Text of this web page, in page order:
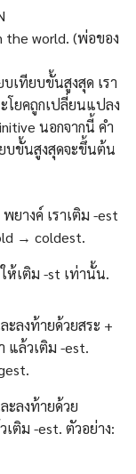
the world. (พ่อของ
เทียบขั้นสูงสุด เรา
ยคถูกเปลี่ยนแปลง
นอกจากนี้ คำ
บขั้นสูงสุดจะขึ้นต้น
างค์ เราเติม -est
→ coldest.
เติม -st เท่านั้น.
ลงท้ายด้วยสระ +
ล้วเติม -est.
ลงท้ายด้วย
ติม -est. ตัวอย่าง: